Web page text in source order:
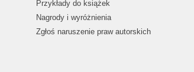
Przykłady do książek
Nagrody i wyróżnienia
Zgłoś naruszenie praw autorskich